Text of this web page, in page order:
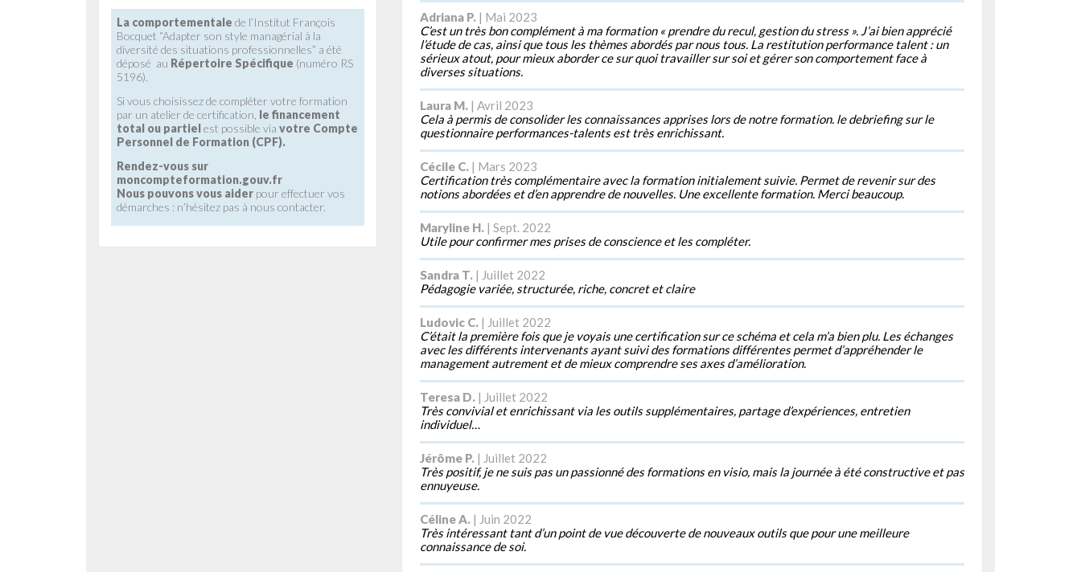
La comportementale de l’Institut François
Bocquet “Adapter son style managérial à la
diversité des situations professionnelles” a été
déposé au Répertoire Spécifique (numéro RS
5196).
Si vous choisissez de compléter votre formation
par un atelier de certification, le financement
total ou partielest possible via votre Compte
Personnel de Formation (CPF).
Rendez-vous sur
moncompteformation.gouv.fr
Nous pouvons vous aider pour effectuer vos
démarches : n’hésitez pas à nous contacter.
Adriana P.| Mai 2023
C’est un très bon complément à ma formation « prendre du recul, gestion du stress ». J’ai bien apprécié
l’étude de cas, ainsi que tous les thèmes abordés par nous tous. La restitution performance talent : un
sérieux atout, pour mieux aborder ce sur quoi travailler sur soi et gérer son comportement face à
diverses situations.
Laura M.| Avril 2023
Cela à permis de consolider les connaissances apprises lors de notre formation. le debriefing sur le
questionnaire performances-talents est très enrichissant.
Cécile C.| Mars 2023
Certification très complémentaire avec la formation initialement suivie. Permet de revenir sur des
notions abordées et d’en apprendre de nouvelles. Une excellente formation. Merci beaucoup.
Maryline H.| Sept. 2022
Utile pour confirmer mes prises de conscience et les compléter.
Sandra T.| Juillet 2022
Pédagogie variée, structurée, riche, concret et claire
Ludovic C.| Juillet 2022
C’était la première fois que je voyais une certification sur ce schéma et cela m’a bien plu. Les échanges
avec les différents intervenants ayant suivi des formations différentes permet d’appréhender le
management autrement et de mieux comprendre ses axes d’amélioration.
Teresa D.| Juillet 2022
Très convivial et enrichissant via les outils supplémentaires, partage d’expériences, entretien
individuel…
Jérôme P.| Juillet 2022
Très positif, je ne suis pas un passionné des formations en visio, mais la journée à été constructive et pas
ennuyeuse.
Céline A.| Juin 2022
Très intéressant tant d’un point de vue découverte de nouveaux outils que pour une meilleure
connaissance de soi.